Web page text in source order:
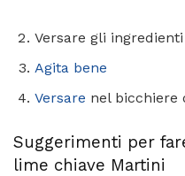
Versare gli
Agita bene
Versare nel bicchiere
Suggerimenti per
lime chiave Martini